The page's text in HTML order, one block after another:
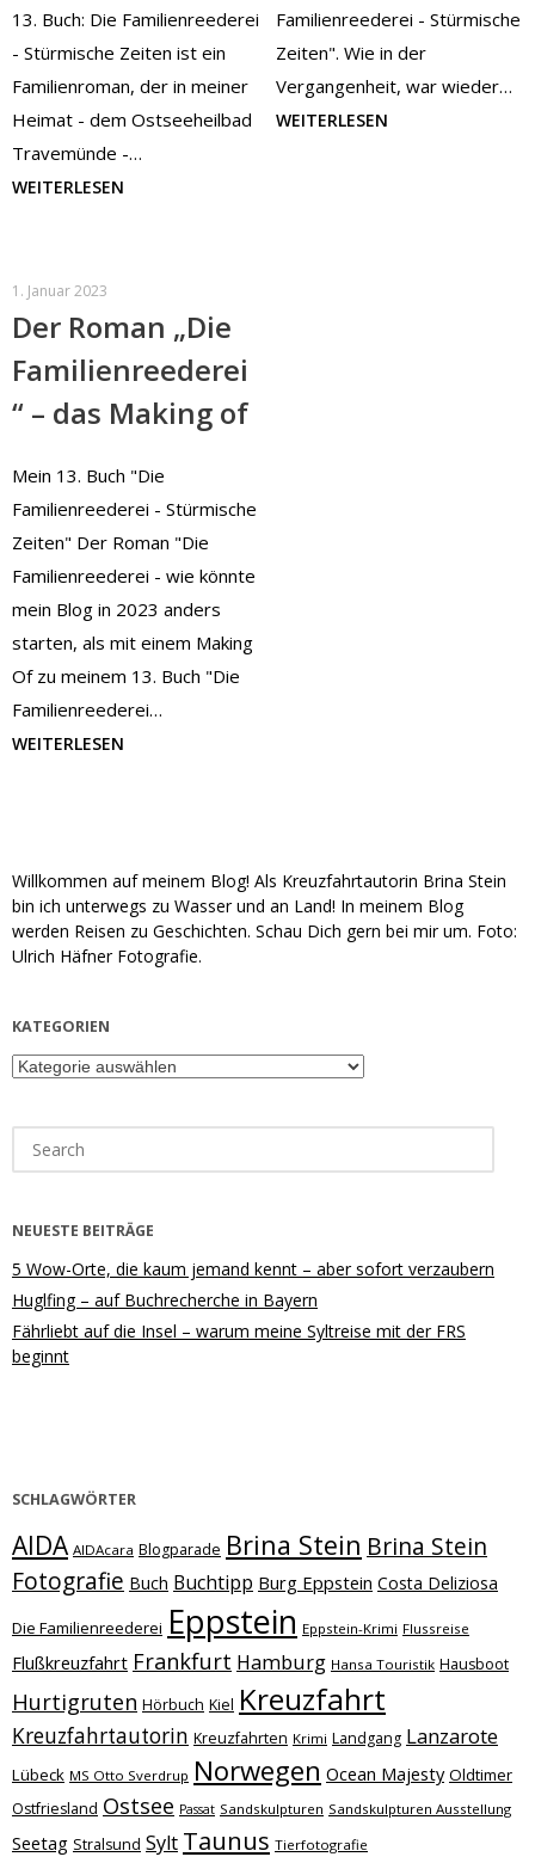
13. Buch: Die Familienreederei
- Stürmische Zeiten ist ein
Familienroman, der in meiner
Heimat - dem Ostseeheilbad
Travemünde -…
WEITERLESEN
Familienreederei - Stürmische
Zeiten". Wie in der
Vergangenheit, war wieder…
WEITERLESEN
1. Januar 2023
Der Roman „Die
Familienreederei
“ – das Making of
Mein 13. Buch "Die
Familienreederei - Stürmische
Zeiten" Der Roman "Die
Familienreederei - wie könnte
mein Blog in 2023 anders
starten, als mit einem Making
Of zu meinem 13. Buch "Die
Familienreederei…
WEITERLESEN
Willkommen auf meinem Blog! Als Kreuzfahrtautorin Brina Stein
bin ich unterwegs zu Wasser und an Land! In meinem Blog
werden Reisen zu Geschichten. Schau Dich gern bei mir um. Foto:
Ulrich Häfner Fotografie.
KATEGORIEN
Kategorien
for:
NEUESTE BEITRÄGE
5 Wow-Orte, die kaum jemand kennt – aber sofort verzaubern
Huglfing – auf Buchrecherche in Bayern
Fährliebt auf die Insel – warum meine Syltreise mit der FRS
beginnt
SCHLAGWÖRTER
AIDA AIDAcara Blogparade Brina Stein Brina Stein
Fotografie Buch Buchtipp Burg Eppstein Costa Deliziosa
Die Familienreederei Eppstein Eppstein-Krimi Flussreise
Flußkreuzfahrt Frankfurt Hamburg Hansa Touristik Hausboot
Hurtigruten Hörbuch Kiel Kreuzfahrt
Kreuzfahrtautorin Kreuzfahrten Krimi Landgang Lanzarote
Lübeck MS Otto Sverdrup Norwegen Ocean Majesty Oldtimer
Ostfriesland Ostsee Passat Sandskulpturen Sandskulpturen Ausstellung
Seetag Stralsund Sylt Taunus Tierfotografie